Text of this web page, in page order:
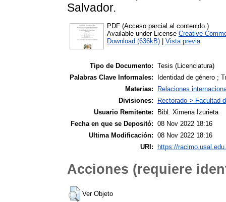
Salvador.
PDF (Acceso parcial al contenido.)
Available under License Creative
Download (636kB)
Vista previa
Tipo de Documento: Tesis (Licenciatura)
Palabras Clave Informales:
Identidad de género ;
Materias:
Relaciones
Divisiones:
Rectorado > Facultad
Usuario Remitente:
Bibl. Ximena Izurieta
Fecha en que se Depositó: 08 Nov 2022 18:16
Ultima Modificación: 08 Nov 2022 18:16
URI:
https://
Acciones (requiere
Ver Objeto